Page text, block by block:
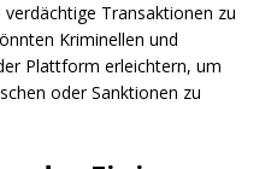
Transaktionen zu
Kriminellen und
Plattform erleichtern, um
oder Sanktionen zu